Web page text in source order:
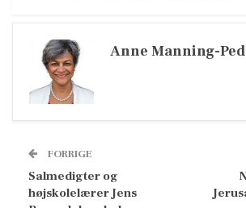
Anne Manning-
FORRIGE
Salmedigter og
højskolelærer Jens